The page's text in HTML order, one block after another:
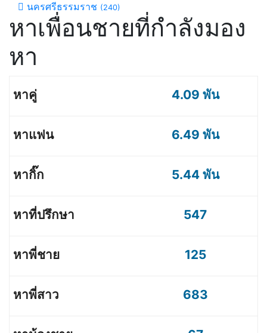
นครศรีธรรมราช (240)
หาเพื่อนชายที่กำลังมอง
หา
4.09 พัน
6.49 พัน
5.44 พัน
547
125
683